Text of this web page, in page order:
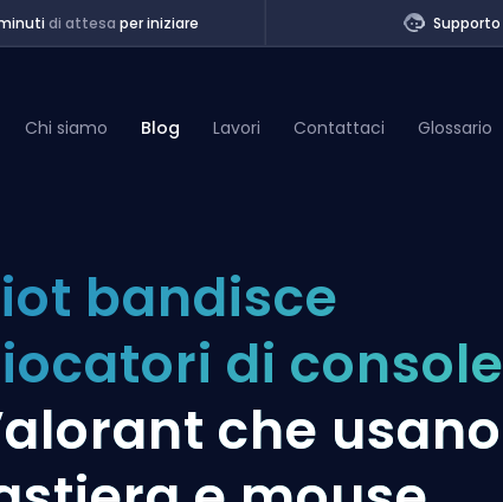
di attesa per iniziare Supporto
Chi siamo Blog Lavori Contattaci Glossario
bandisce
di console
che usano